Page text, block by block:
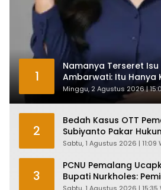
1
Namanya Terseret Isu
Ambarwati: Itu Hanya
Minggu, 2 Agustus 2026 |
2
Bedah Kasus OTT
Subiyanto Pakar
Penyertaan KPK
Sabtu, 1 Agustus 2026 | 11:09
3
PCNU Pemalang
Bupati Nurkholes:
Pelayan Rakyat!
Sabtu, 1 Agustus 2026 | 15:35